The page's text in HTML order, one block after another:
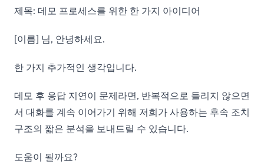
제목: 데모 프로세스를 위한 한 가지 아이디어
[이름] 님, 안녕하세요.
한 가지 추가적인 생각입니다.
데모 후 응답 지연이 문제라면, 반복적으로 들리지 않으면
서 대화를 계속 이어가기 위해 저희가 사용하는 후속 조치
구조의 짧은 분석을 보내드릴 수 있습니다.
도움이 될까요?